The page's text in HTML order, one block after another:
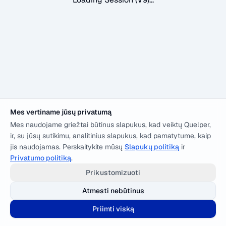
Mes vertiname jūsų privatumą
Mes naudojame griežtai būtinus slapukus, kad veiktų Quelper,
ir, su jūsų sutikimu, analitinius slapukus, kad pamatytume, kaip
jis naudojamas. Perskaitykite mūsų Slapukų politiką ir
Privatumo politiką.
Prikustomizuoti
Atmesti nebūtinus
Priimti viską